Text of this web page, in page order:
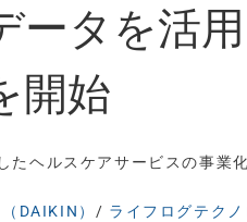
ータを活
開始
たヘルスケアサービスの事業
DAIKIN） / ライフログテク